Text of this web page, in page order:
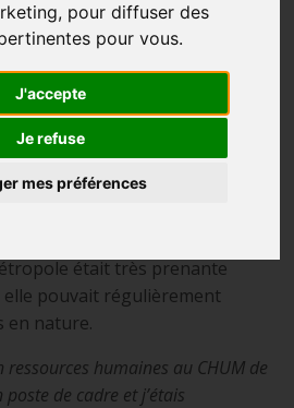
, pour diffuser des
pour vous.
J'accepte
Je refuse
mes préférences
moins vite et voir plus »
Vaillancourt allait en
et ce, depuis longtemps. Il
de marcher Compostelle pour
était très prenante
elle pouvait régulièrement
en nature.
ressources humaines au CHUM de
poste de cadre et j’étais